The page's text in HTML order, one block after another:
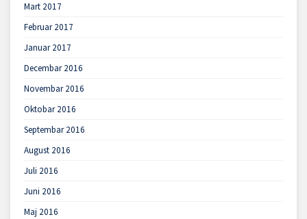
Mart 2017
Februar 2017
Januar 2017
Decembar 2016
Novembar 2016
Oktobar 2016
Septembar 2016
August 2016
Juli 2016
Juni 2016
Maj 2016